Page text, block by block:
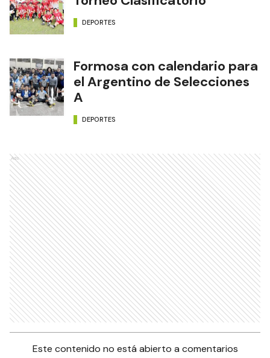
DEPORTES
Formosa con calendario para
el Argentino de Selecciones
A
DEPORTES
Ads
Este contenido no está abierto a comentarios